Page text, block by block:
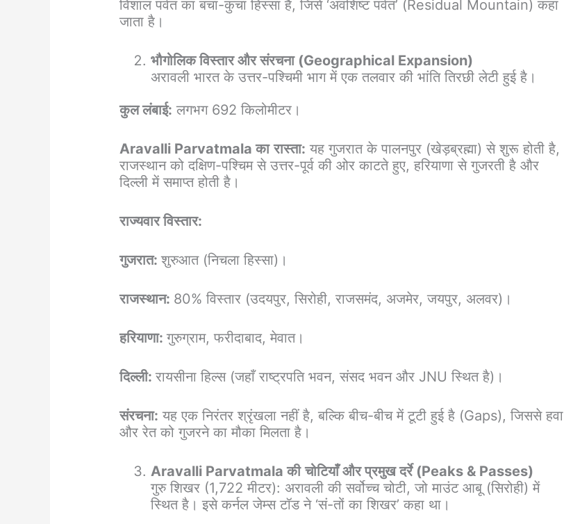
विशाल पर्वत का बचा-कुचा हिस्सा है, जिसे ‘अवशिष्ट पर्वत’ (Residual Mountain) कहा
जाता है।
भौगोलिक विस्तार और संरचना (Geographical Expansion)
अरावली भारत के उत्तर-पश्चिमी भाग में एक तलवार की भांति तिरछी लेटी हुई है।
कुल लंबाई: लगभग 692 किलोमीटर।
Aravalli Parvatmala का रास्ता: यह गुजरात के पालनपुर (खेड़ब्रह्मा) से शुरू होती है,
राजस्थान को दक्षिण-पश्चिम से उत्तर-पूर्व की ओर काटते हुए, हरियाणा से गुजरती है और
दिल्ली में समाप्त होती है।
राज्यवार विस्तार:
गुजरात:शुरुआत (निचला हिस्सा)।
राजस्थान: 80% विस्तार (उदयपुर, सिरोही, राजसमंद, अजमेर, जयपुर, अलवर)।
हरियाणा:गुरुग्राम, फरीदाबाद, मेवात।
दिल्ली:रायसीना हिल्स (जहाँ राष्ट्रपति भवन, संसद भवन और JNU स्थित है)।
संरचना: यह एक निरंतर श्रृंखला नहीं है, बल्कि बीच-बीच में टूटी हुई है (Gaps), जिससे हवा
और रेत को गुजरने का मौका मिलता है।
Aravalli Parvatmala की चोटियाँ और प्रमुख दर्रे (Peaks & Passes)
गुरु शिखर (1,722 मीटर): अरावली की सर्वोच्च चोटी, जो माउंट आबू (सिरोही) में
स्थित है। इसे कर्नल जेम्स टॉड ने ‘सं-तों का शिखर’ कहा था।